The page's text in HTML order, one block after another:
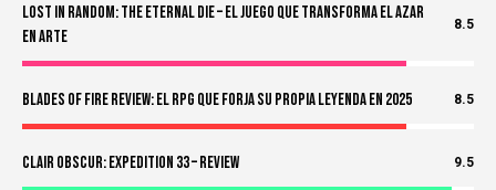
Lost in Random: The Eternal Die – El Juego Que Transforma el Azar
en Arte
8.5
Blades of Fire Review: El RPG Que Forja Su Propia Leyenda en 2025 8.5
Clair Obscur: Expedition 33 – Review 9.5